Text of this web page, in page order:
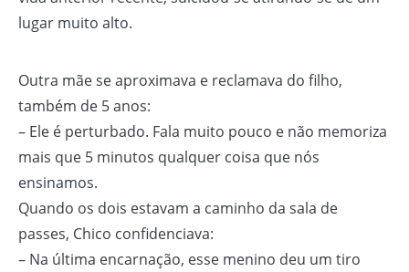
lugar muito alto.
Outra mãe se aproximava e reclamava do filho,
também de 5 anos:
– Ele é perturbado. Fala muito pouco e não memoriza
mais que 5 minutos qualquer coisa que nós
ensinamos.
Quando os dois estavam a caminho da sala de
passes, Chico confidenciava:
– Na última encarnação, esse menino deu um tiro